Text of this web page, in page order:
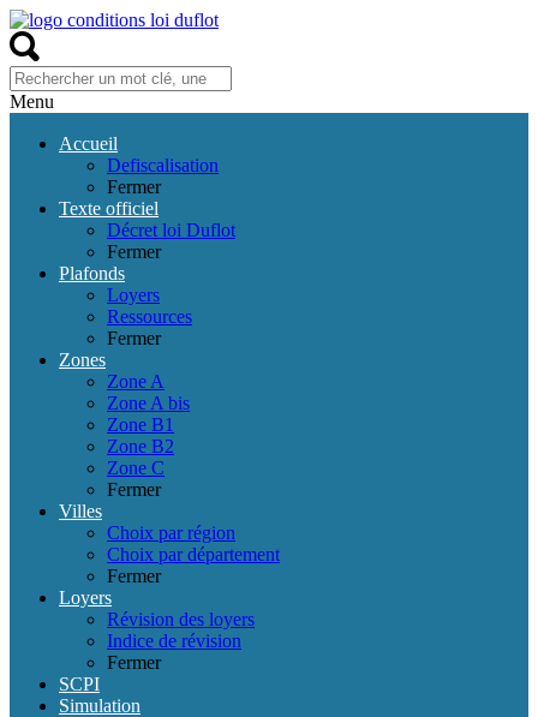
Menu
Accueil
Defiscalisation
Fermer
Texte officiel
Décret loi Duflot
Fermer
Plafonds
Loyers
Ressources
Fermer
Zones
Zone A
Zone A bis
Zone B1
Zone B2
Zone C
Fermer
Villes
Choix par région
Choix par département
Fermer
Loyers
Révision des loyers
Indice de révision
Fermer
SCPI
Simulation